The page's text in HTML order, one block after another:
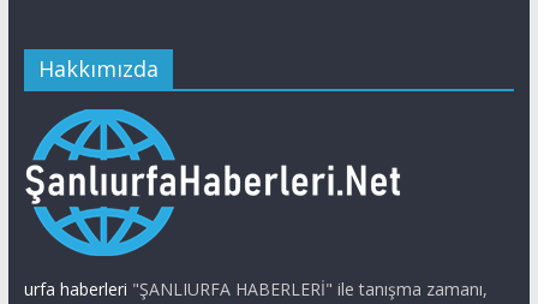
Hakkımızda
urfa haberleri "ŞANLIURFA HABERLERİ" ile tanışma zamanı,